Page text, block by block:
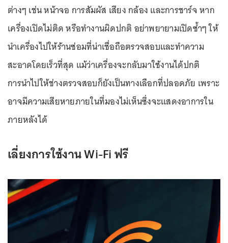
ต่างๆ เช่น หน้าจอ การสัมผัส เสียง กล้อง และการชาร์จ หาก
เครื่องเปิดไม่ติด หรือทำงานผิดปกติ อย่าพยายามเปิดซ้ำๆ ให้
นำเครื่องไปให้ร้านซ่อมที่น่าเชื่อถือตรวจสอบและทำความ
สะอาดโดยเร็วที่สุด แม้ว่าเครื่องจะกลับมาใช้งานได้ปกติ
การนำไปให้ช่างตรวจสอบก็ยังเป็นทางเลือกที่ปลอดภัย เพราะ
อาจมีความเสียหายภายในที่มองไม่เห็นซึ่งจะแสดงอาการใน
ภายหลังได้
เลี่ยงการใช้งาน Wi-Fi ฟรี